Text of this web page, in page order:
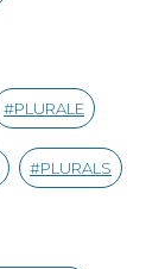
PLURALE
PLURALS